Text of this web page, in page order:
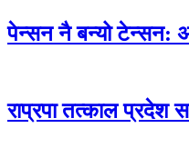
पेन्सन नै बन्यो टेन्सन:
राप्रपा तत्काल प्रदेश